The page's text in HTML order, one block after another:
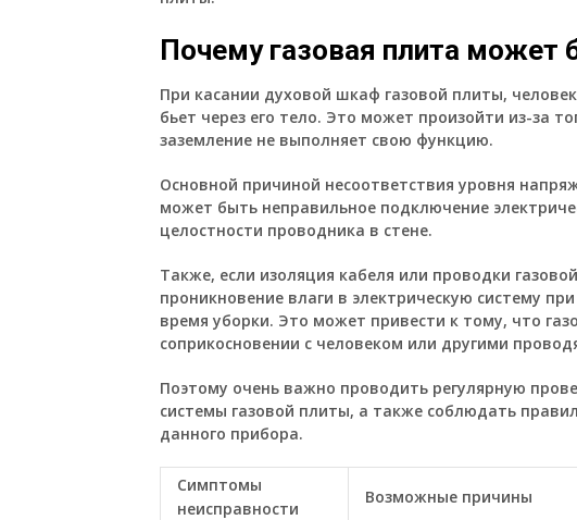
Почему газовая плита может
При касании духовой шкаф газовой плиты,
бьет через его тело. Это может произойти из-за
заземление не выполняет свою функцию.
Основной причиной несоответствия уровня
может быть неправильное подключение
целостности проводника в стене.
Также, если изоляция кабеля или проводки
проникновение влаги в электрическую систему
время уборки. Это может привести к тому, что
соприкосновении с человеком или другими
Поэтому очень важно проводить регулярную
системы газовой плиты, а также соблюдать
данного прибора.
Симптомы
неисправности
Возможные причины